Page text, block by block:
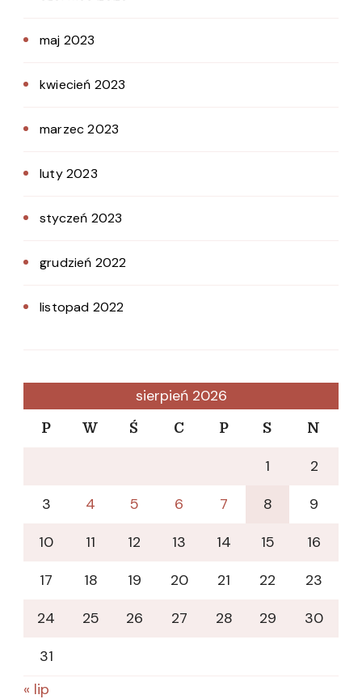
maj 2023
kwiecień 2023
marzec 2023
luty 2023
styczeń 2023
grudzień 2022
listopad 2022
sierpień 2026
P W Ś C P S N
1
2
3
4 5 6 7 8
9
10
11 12 13 14 15
16
17
18 19 20 21 22
23
24
25 26 27 28 29
30
31
« lip